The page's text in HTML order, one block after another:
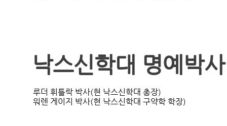
낙스신학대 명예박
루더 휘틀락 박사(현 낙스신학대 총장)